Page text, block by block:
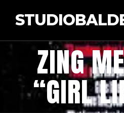
ZING
“GIRL